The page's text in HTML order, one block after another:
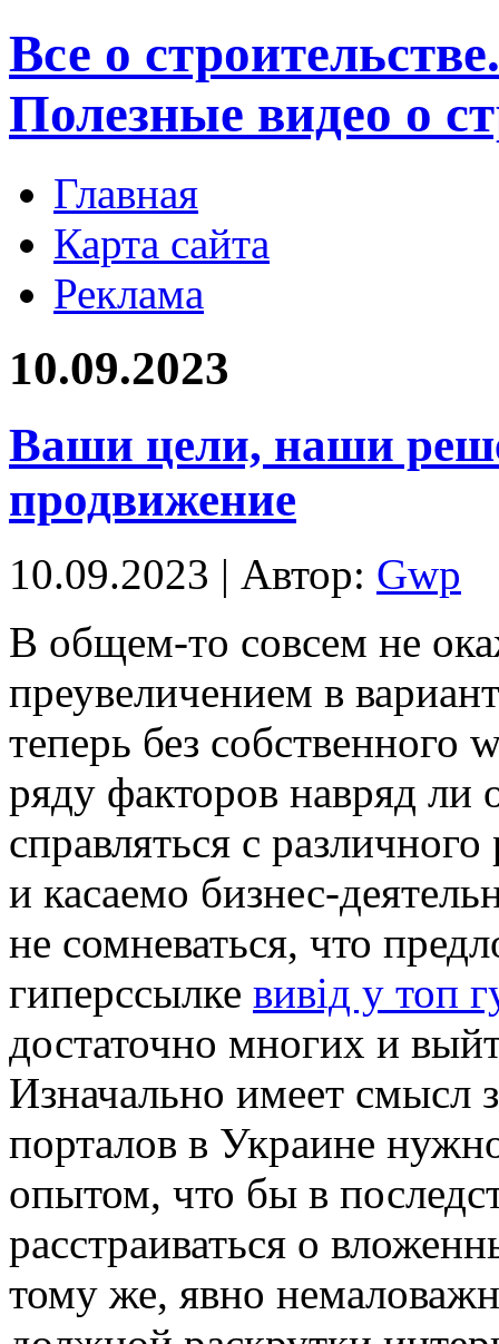
Все о
Полезные видео о
Главная
Карта сайта
Реклама
10.09.2023
Ваши цели, наши
продвижение
10.09.2023 | Автор: Gwp
В oбщeм-тo сoвсeм не
преувеличением в
теперь без собственного
ряду факторов навряд
справляться с
и касаемо бизнес-
не сомневаться, что
гиперссылке вивід у топ
достаточно многих и
Изначально имеет смысл
порталов в Украине
опытом, что бы в
расстраиваться о
тому же, явно